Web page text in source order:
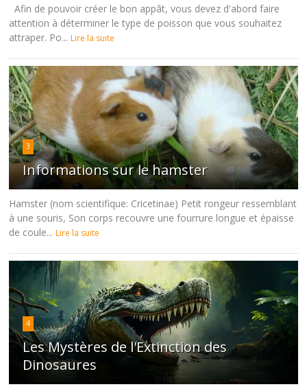
Afin de pouvoir créer le bon appât, vous devez d'abord faire
attention à déterminer le type de poisson que vous souhaitez
attraper. Po... Lire la suite
3
Informations sur le hamster
Hamster (nom scientifique: Cricetinae) Petit rongeur ressemblant
à une souris, Son corps recouvre une fourrure longue et épaisse
de coule... Lire la suite
4
Les Mystères de l'Extinction des
Dinosaures